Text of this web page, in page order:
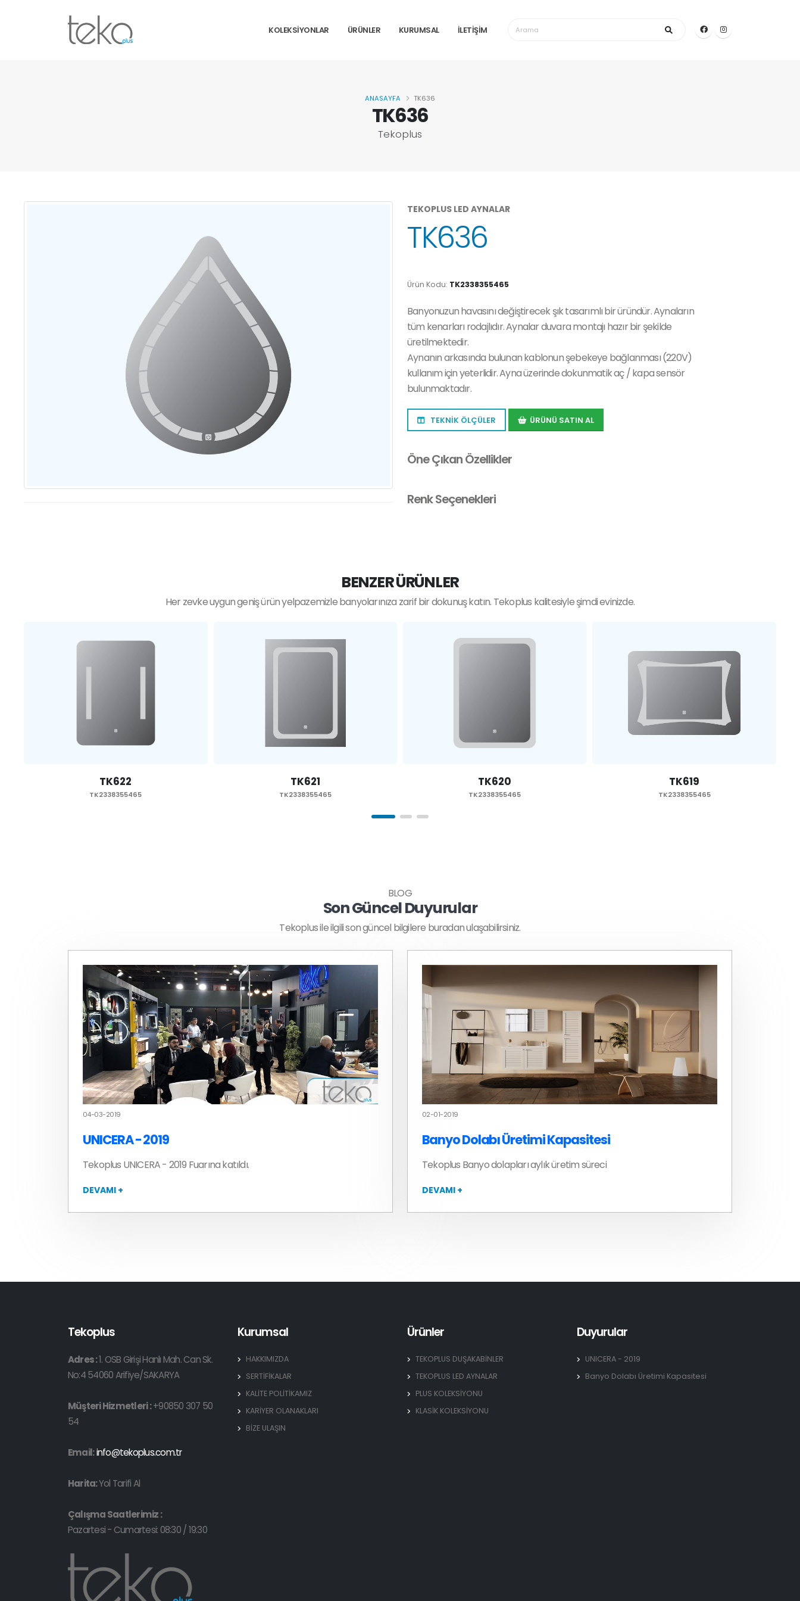
KOLEKSİYONLAR ÜRÜNLER KURUMSAL İLETİŞİM
TK636
Tekoplus
ANASAYFA TK636
TEKOPLUS LED AYNALAR
TK636
Ürün Kodu: TK2338355465
Banyonuzun havasını değiştirecek şık tasarımlı bir üründür. Aynaların
tüm kenarları rodajlıdır. Aynalar duvara montajı hazır bir şekilde
üretilmektedir.
Aynanın arkasında bulunan kablonun şebekeye bağlanması (220V)
kullanım için yeterlidir. Ayna üzerinde dokunmatik aç / kapa sensör
bulunmaktadır.
TEKNİK ÖLÇÜLER ÜRÜNÜ SATIN AL
Öne Çıkan Özellikler
Renk Seçenekleri
BENZER ÜRÜNLER
Her zevke uygun geniş ürün yelpazemizle banyolarınıza zarif bir dokunuş katın. Tekoplus kalitesiyle şimdi evinizde.
TK621
TK2338355465
TK620
TK2338355465
TK619
TK2338355465
TK618
TK2338355465
BLOG
Son Güncel Duyurular
Tekoplus ile ilgili son güncel bilgilere buradan ulaşabilirsiniz.
04-03-2019
UNICERA - 2019
Tekoplus UNICERA - 2019 Fuarına katıldı.
DEVAMI +
02-01-2019
Banyo Dolabı Üretimi Kapasitesi
Tekoplus Banyo dolapları aylık üretim süreci
DEVAMI +
Tekoplus
Adres :1. OSB Girişi Hanlı Mah. Can Sk.
No:4 54060 Arifiye/SAKARYA
Müşteri Hizmetleri :+90850 307 50
54
Email:info@tekoplus.com.tr
Harita:Yol Tarifi Al
Çalışma Saatlerimiz :
Pazartesi - Cumartesi: 08:30 / 19:30
Kurumsal
HAKKIMIZDA
SERTİFİKALAR
KALİTE POLİTİKAMIZ
KARİYER OLANAKLARI
BİZE ULAŞIN
Ürünler
TEKOPLUS DUŞAKABİNLER
TEKOPLUS LED AYNALAR
PLUS KOLEKSİYONU
KLASİK KOLEKSİYONU
Duyurular
UNICERA - 2019
Banyo Dolabı Üretimi Kapasitesi